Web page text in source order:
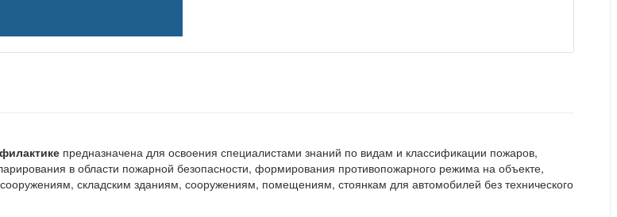
предназначена для освоения специалистами знаний по видам и классификации пожаров,
в области пожарной безопасности, формирования противопожарного режима на объекте,
складским зданиям, сооружениям, помещениям, стоянкам для автомобилей без технического